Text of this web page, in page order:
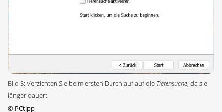
Bild 5: Verzichten Sie beim ersten Durchlauf auf die Tiefensuche, da sie
länger dauert
© PCtipp